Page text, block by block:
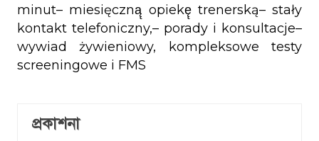
minut– miesięczną̨ opiekę̨ trenerską– stały
kontakt telefoniczny,– porady i konsultacje–
wywiad żywieniowy, kompleksowe testy
screeningowe i FMS
প্রকাশনা